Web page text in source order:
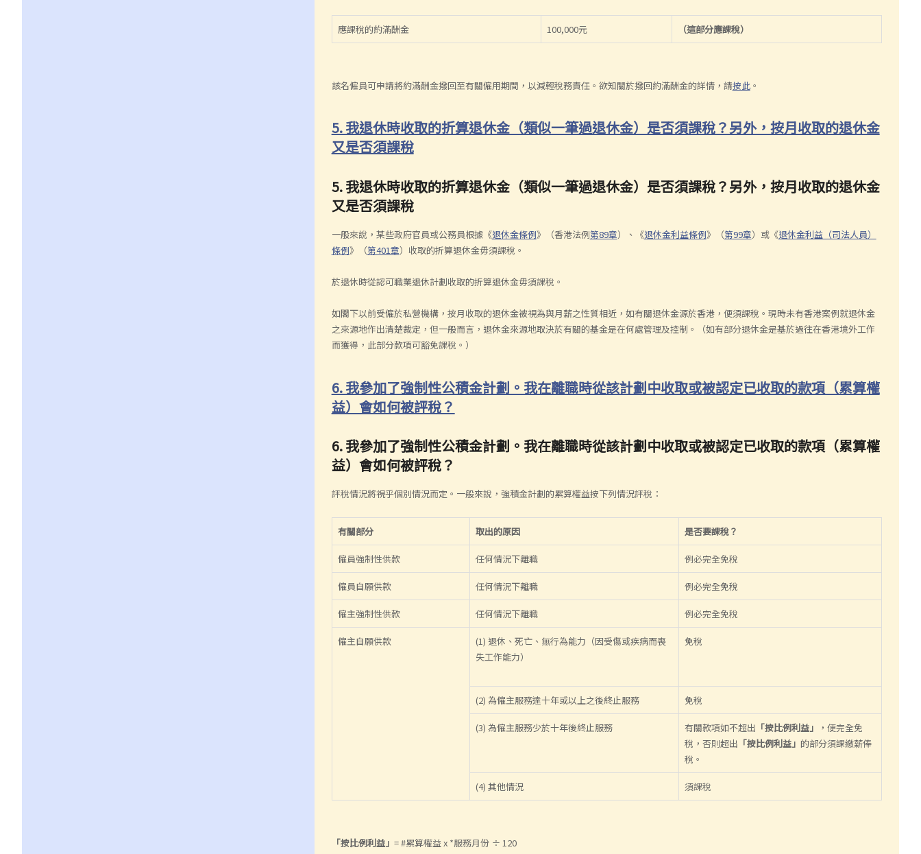
應課稅的約滿酬金 100,000元 （這部分應課稅）
該名僱員可申請將約滿酬金撥回至有關僱用期間，以減輕稅務責任。欲知關於撥回約滿酬金的詳情，請按此。
5. 我退休時收取的折算退休金（類似一筆過退休金）是否須課稅？另外，按月收取的退休金
又是否須課稅
5. 我退休時收取的折算退休金（類似一筆過退休金）是否須課稅？另外，按月收取的退休金
又是否須課稅
一般來說，某些政府官員或公務員根據《退休金條例》（香港法例第89章）、《退休金利益條例》（第99章）或《退休金利益（司法人員）
條例》（第401章）收取的折算退休金毋須課稅。
於退休時從認可職業退休計劃收取的折算退休金毋須課稅。
如閣下以前受僱於私營機構，按月收取的退休金被視為與月薪之性質相近，如有關退休金源於香港，便須課稅。現時未有香港案例就退休金
之來源地作出清楚裁定，但一般而言，退休金來源地取決於有關的基金是在何處管理及控制。（如有部分退休金是基於過往在香港境外工作
而獲得，此部分款項可豁免課稅。）
6. 我參加了強制性公積金計劃。我在離職時從該計劃中收取或被認定已收取的款項（累算權
益）會如何被評稅？
6. 我參加了強制性公積金計劃。我在離職時從該計劃中收取或被認定已收取的款項（累算權
益）會如何被評稅？
評稅情況將視乎個別情況而定。一般來說，強積金計劃的累算權益按下列情況評稅：
有關部分 取出的原因 是否要課稅？
僱員強制性供款 任何情況下離職 例必完全免稅
僱員自願供款 任何情況下離職 例必完全免稅
僱主強制性供款 任何情況下離職 例必完全免稅
僱主自願供款
(1) 退休、死亡、無行為能力（因受傷或疾病而喪
失工作能力）
免稅
(2) 為僱主服務達十年或以上之後終止服務 免稅
(3) 為僱主服務少於十年後終止服務 有關款項如不超出 「按比例利益」
，便完全免
稅，否則超出 「按比例利益」 的部分須課繳薪俸
稅。
(4) 其他情況 須課稅
「按比例利益」 = #累算權益 x *服務月份 ÷ 120